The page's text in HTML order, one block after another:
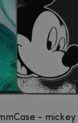
- mickey